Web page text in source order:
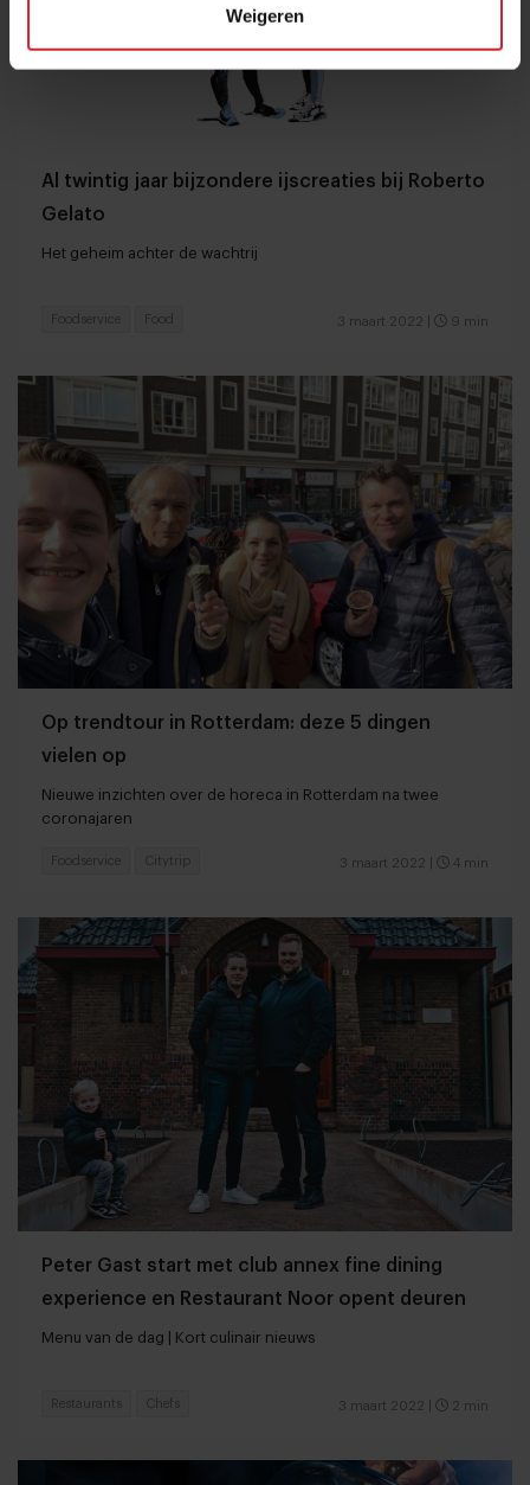
Weigeren
Al twintig jaar bijzondere ijscreaties bij Roberto
Gelato
Het geheim achter de wachtrij
3 maart 2022 9 min
Foodservice Food
Op trendtour in Rotterdam: deze 5 dingen
vielen op
Nieuwe inzichten over de horeca in Rotterdam na twee
coronajaren
3 maart 2022 4 min
Foodservice Citytrip
Peter Gast start met club annex fine dining
experience en Restaurant Noor opent deuren
Menu van de dag | Kort culinair nieuws
3 maart 2022 2 min
Restaurants Chefs